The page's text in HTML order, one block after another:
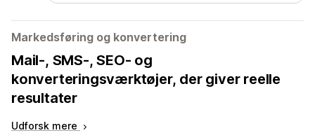
Markedsføring og konvertering
Mail-, SMS-, SEO- og
konverteringsværktøjer, der giver reelle
resultater
Udforsk mere